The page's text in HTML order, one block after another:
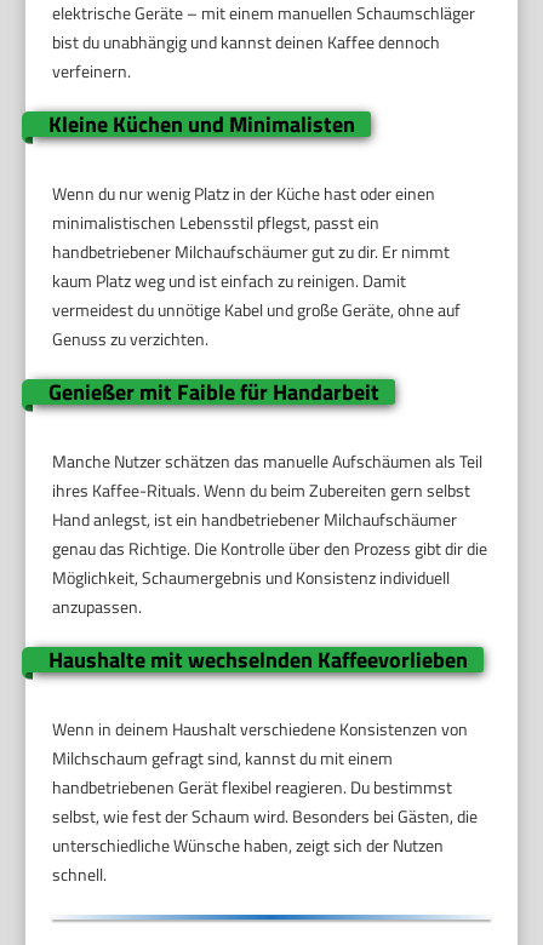
elektrische Geräte – mit einem manuellen Schaumschläger
bist du unabhängig und kannst deinen Kaffee dennoch
verfeinern.
Kleine Küchen und Minimalisten
Wenn du nur wenig Platz in der Küche hast oder einen
minimalistischen Lebensstil pflegst, passt ein
handbetriebener Milchaufschäumer gut zu dir. Er nimmt
kaum Platz weg und ist einfach zu reinigen. Damit
vermeidest du unnötige Kabel und große Geräte, ohne auf
Genuss zu verzichten.
Genießer mit Faible für Handarbeit
Manche Nutzer schätzen das manuelle Aufschäumen als Teil
ihres Kaffee-Rituals. Wenn du beim Zubereiten gern selbst
Hand anlegst, ist ein handbetriebener Milchaufschäumer
genau das Richtige. Die Kontrolle über den Prozess gibt dir die
Möglichkeit, Schaumergebnis und Konsistenz individuell
anzupassen.
Haushalte mit wechselnden Kaffeevorlieben
Wenn in deinem Haushalt verschiedene Konsistenzen von
Milchschaum gefragt sind, kannst du mit einem
handbetriebenen Gerät flexibel reagieren. Du bestimmst
selbst, wie fest der Schaum wird. Besonders bei Gästen, die
unterschiedliche Wünsche haben, zeigt sich der Nutzen
schnell.